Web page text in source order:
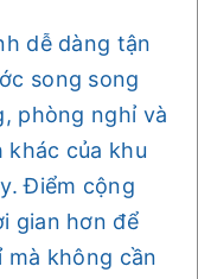
dễ dàng tận
song song
phòng nghỉ và
khác của khu
Điểm cộng
gian hơn để
không cần